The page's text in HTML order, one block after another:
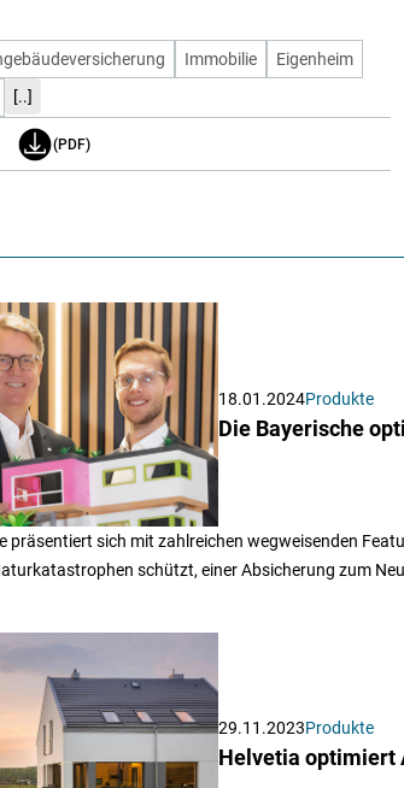
Immobilie
Eigenheim
[..]
(PDF)
18.01.2024Produkte
Die Bayerische
präsentiert sich mit zahlreichen wegweisenden
schützt, einer Absicherung zum
29.11.2023Produkte
Helvetia optimiert